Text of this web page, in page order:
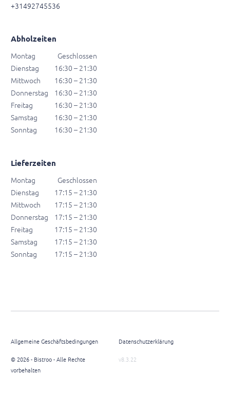
+31492745536
Abholzeiten
Montag
Geschlossen
Dienstag
16:30 – 21:30
Mittwoch
16:30 – 21:30
Donnerstag
16:30 – 21:30
Freitag
16:30 – 21:30
Samstag
16:30 – 21:30
Sonntag
16:30 – 21:30
Lieferzeiten
Montag
Geschlossen
Dienstag
17:15 – 21:30
Mittwoch
17:15 – 21:30
Donnerstag
17:15 – 21:30
Freitag
17:15 – 21:30
Samstag
17:15 – 21:30
Sonntag
17:15 – 21:30
Allgemeine Geschäftsbedingungen Datenschutzerklärung
© 2026 - Bistroo - Alle Rechte
vorbehalten
v8.3.22